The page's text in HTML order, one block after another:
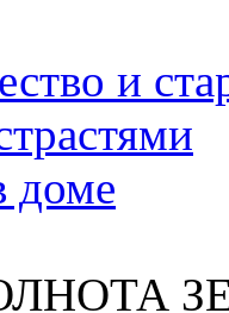
и
доме